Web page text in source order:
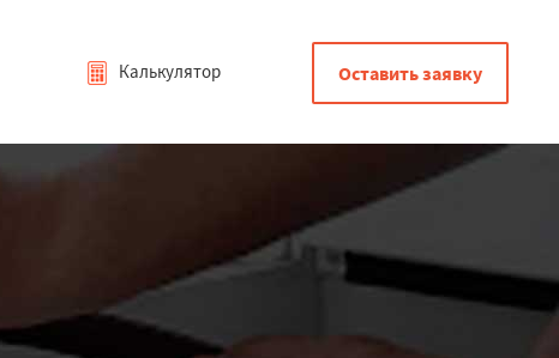
Калькулятор Оставить заявку